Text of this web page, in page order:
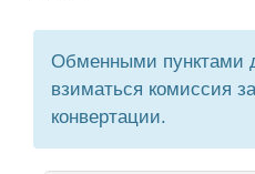
Обменными пунктами
взиматься комиссия
конвертации.